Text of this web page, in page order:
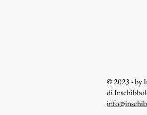
© 2023 - by
di